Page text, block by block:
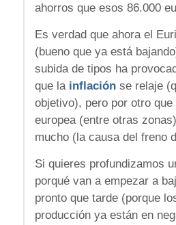
ahorros que esos 86.000
Es verdad que ahora el
(bueno que ya está
subida de tipos ha
que la inflaciónse relaje
objetivo), pero por otro
europea (entre otras
mucho (la causa del freno
Si quieres profundizamos
porqué van a empezar a
pronto que tarde (porque
producción ya están en